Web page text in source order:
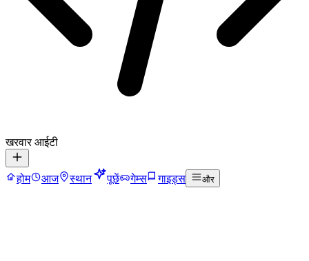
खरवार आईटी
होम आज स्थान पूछें गेम्स गाइड्स और